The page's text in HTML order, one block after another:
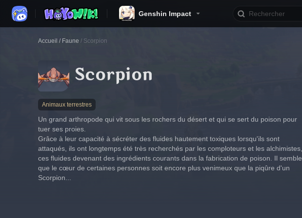
Genshin Impact
Accueil / Faune / Scorpion
Scorpion
Animaux terrestres
Un grand arthropode qui vit sous les rochers du désert et qui se sert du poison pour
tuer ses proies.
Grâce à leur capacité à sécréter des fluides hautement toxiques lorsqu'ils sont
attaqués, ils ont longtemps été très recherchés par les comploteurs et les alchimistes,
ces fluides devenant des ingrédients courants dans la fabrication de poison. Il semble
que le cœur de certaines personnes soit encore plus venimeux que la piqûre d'un
Scorpion...